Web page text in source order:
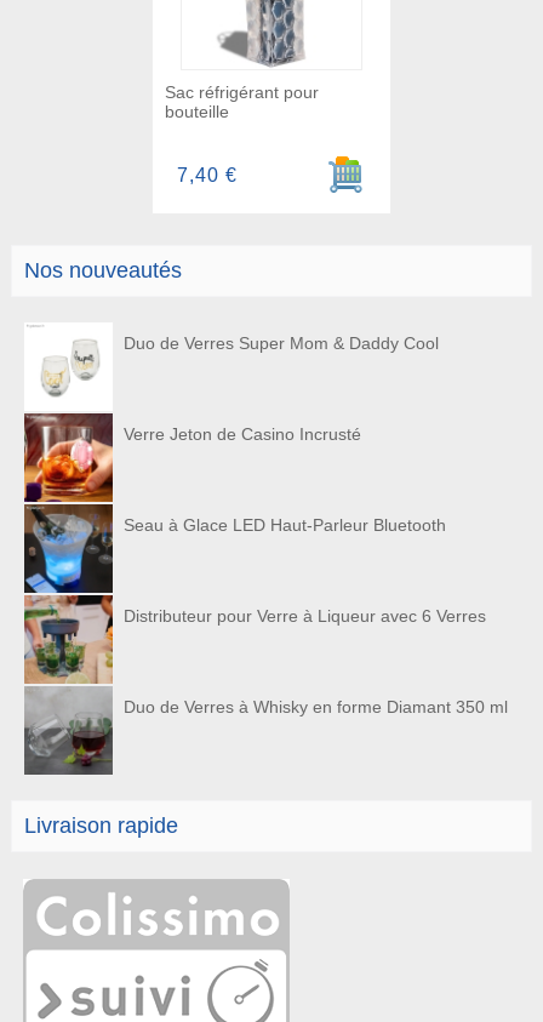
Nos nouveautés
Duo de Verres Super Mom & Daddy Cool
Verre Jeton de Casino Incrusté
Seau à Glace LED Haut-Parleur Bluetooth
Distributeur pour Verre à Liqueur avec 6 Verres
Duo de Verres à Whisky en forme Diamant 350 ml
Livraison rapide
Sac réfrigérant pour
bouteille
Ajouter au panier
7,40 €